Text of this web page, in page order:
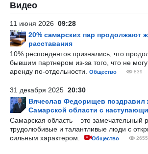
Видео
11 июня 2026 09:28
20% самарских пар продолжают
расставания
10% респондентов признались, что
бывшим партнером из-за того, что не
аренду по-отдельности.
Общество 839
31 декабря 2025 20:30
Вячеслав Федорищев поздравил
Самарской области с
Самарская область – это замечательный
трудолюбивые и талантливые люди с
сильным характером.
Общество 2655